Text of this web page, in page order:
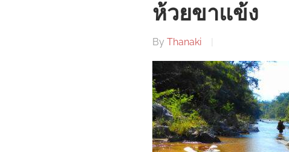
ห้วยขาแข้ง
By Thanaki